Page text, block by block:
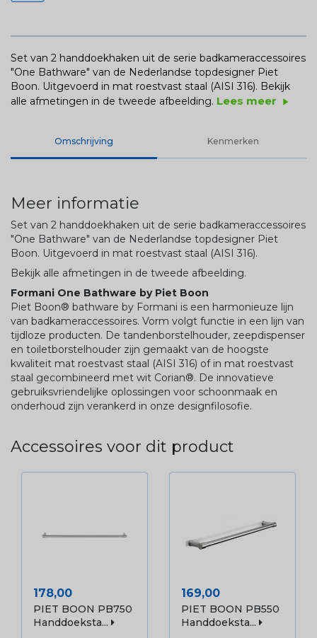
Set van 2 handdoekhaken uit de serie badkameraccessoires
"One Bathware" van de Nederlandse topdesigner Piet
Boon. Uitgevoerd in mat roestvast staal (AISI 316). Bekijk
alle afmetingen in de tweede afbeelding. Lees meer play_arrow
Omschrijving Kenmerken
Meer informatie
Set van 2 handdoekhaken uit de serie badkameraccessoires
"One Bathware" van de Nederlandse topdesigner Piet
Boon. Uitgevoerd in mat roestvast staal (AISI 316).
Bekijk alle afmetingen in de tweede afbeelding.
Formani One Bathware by Piet Boon
Piet Boon® bathware by Formani is een harmonieuze lijn
van badkameraccessoires. Vorm volgt functie in een lijn van
tijdloze producten. De tandenborstelhouder, zeepdispenser
en toiletborstelhouder zijn gemaakt van de hoogste
kwaliteit mat roestvast staal (AISI 316) of in mat roestvast
staal gecombineerd met wit Corian®. De innovatieve
gebruiksvriendelijke oplossingen voor schoonmaak en
onderhoud zijn verankerd in onze designfilosofie.
Accessoires voor dit product
Prijs
178,00
PIET BOON PB750
Handdoeksta...
Prijs
169,00
PIET BOON PB550
Handdoeksta...